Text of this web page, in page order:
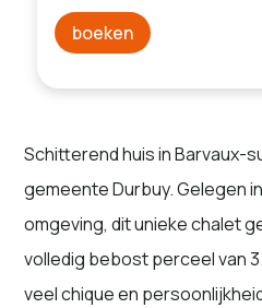
boeken
Schitterend huis in Barvaux-
gemeente Durbuy. Gelegen
omgeving, dit unieke chalet
volledig bebost perceel van
veel chique en